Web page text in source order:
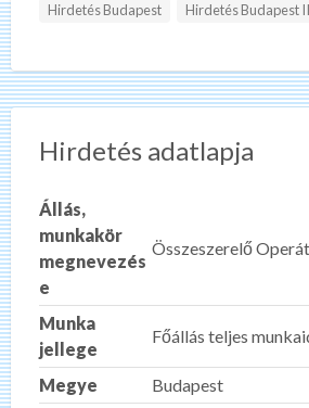
Hirdetés Budapest
Hirdetés Budapest
Hirdetés adatlapja
Állás,
munkakör
megnevezés
e
Összeszerelő
Munka
jellege
Főállás teljes
Megye
Budapest